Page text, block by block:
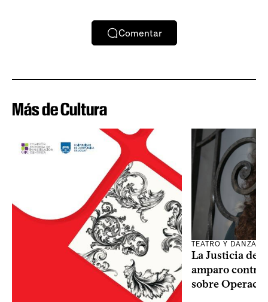
Comentar
Más de Cultura
TEATRO Y DANZA
La Justicia
amparo contra
sobre